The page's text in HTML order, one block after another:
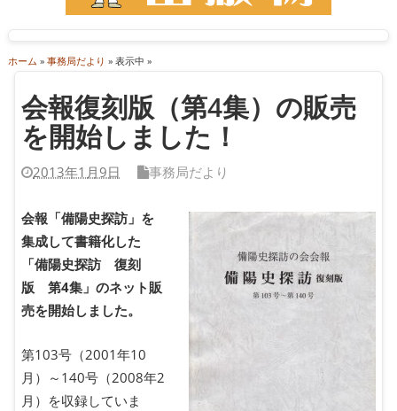
ホーム » 事務局だより » 表示中 »
会報復刻版（第4集）の販売
を開始しました！
2013年1月9日 事務局だより
会報「備陽史探訪」を
集成して書籍化した
「備陽史探訪 復刻
版 第4集」のネット販
売を開始しました。
第103号（2001年10
月）～140号（2008年2
月）を収録していま